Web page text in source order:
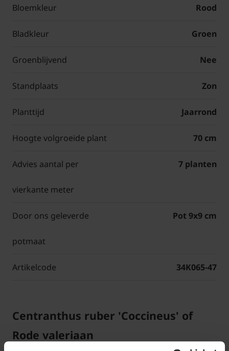
Bloemkleur Rood
Bladkleur Groen
Groenblijvend Nee
Standplaats Zon
Planttijd Jaarrond
Hoogte volgroeide plant 70 cm
Advies aantal per
vierkante meter
7 planten
Door ons geleverde
potmaat
Pot 9x9 cm
Artikelcode 34K065-47
Centranthus ruber 'Coccineus' of
Rode valeriaan